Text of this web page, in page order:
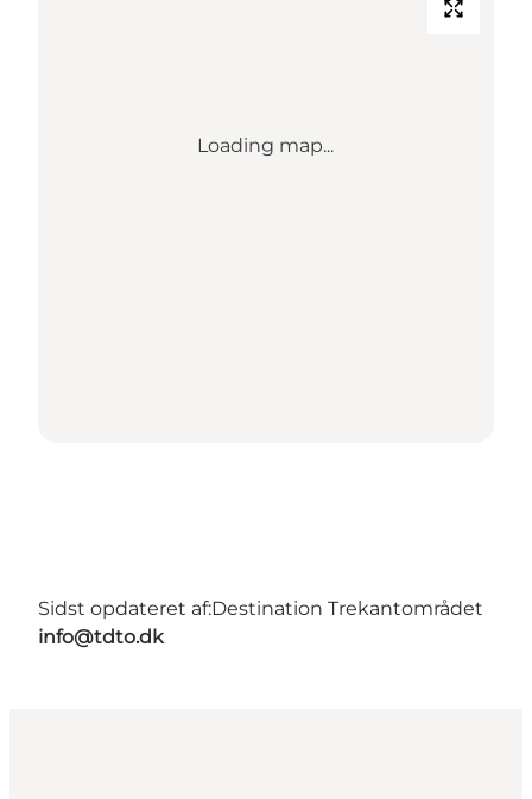
Loading map...
Sidst opdateret af:Destination Trekantområdet
info@tdto.dk